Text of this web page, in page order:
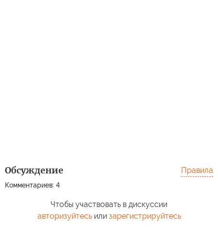
Обсуждение
Комментариев: 4
Правила
Чтобы участвовать в дискуссии
авторизуйтесьили зарегистрируйтесь